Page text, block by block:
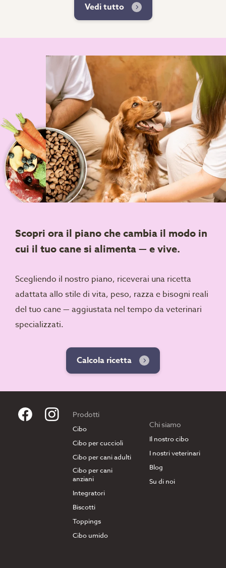
Vedi tutto
Scopri ora il piano che cambia il modo in
cui il tuo cane si alimenta — e vive.
Scegliendo il nostro piano, riceverai una ricetta
adattata allo stile di vita, peso, razza e bisogni reali
del tuo cane — aggiustata nel tempo da veterinari
specializzati.
Calcola ricetta
Prodotti
Cibo
Cibo per cuccioli
Cibo per cani adulti
Cibo per cani
anziani
Integratori
Biscotti
Toppings
Cibo umido
Chi siamo
Il nostro cibo
I nostri veterinari
Blog
Su di noi